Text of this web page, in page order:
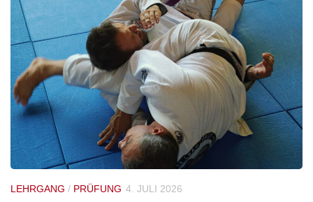
LEHRGANG / PRÜFUNG 4. JULI 2026